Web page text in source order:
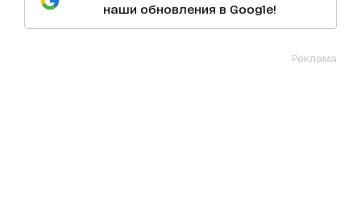
наши обновления в Google!
Реклама